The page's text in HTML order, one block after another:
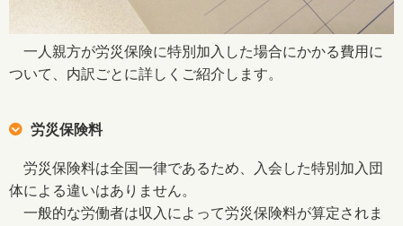
一人親方が労災保険に特別加入した場合にかかる費用に
ついて、内訳ごとに詳しくご紹介します。
労災保険料
労災保険料は全国一律であるため、入会した特別加入団
体による違いはありません。
一般的な労働者は収入によって労災保険料が算定されま